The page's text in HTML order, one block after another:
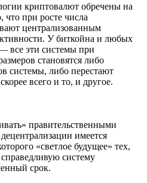
криптовалют обречены на
при росте числа
централизованным
У биткойна и любых
все эти системы при
становятся либо
системы, либо перестают
всего и то, и другое.
правительственными
имеется
«светлое будущее» тех,
систему
срок.